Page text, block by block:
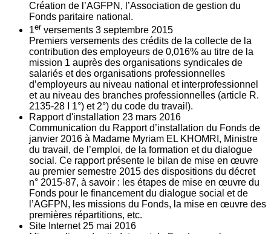
Création de l’AGFPN, l’Association de gestion du
Fonds paritaire national.
1er versements 3 septembre 2015
Premiers versements des crédits de la collecte de la
contribution des employeurs de 0,016% au titre de la
mission 1 auprès des organisations syndicales de
salariés et des organisations professionnelles
d’employeurs au niveau national et interprofessionnel
et au niveau des branches professionnelles (article R.
2135‐28 I 1°) et 2°) du code du travail).
Rapport d'installation 23 mars 2016
Communication du Rapport d’installation du Fonds de
janvier 2016 à Madame Myriam EL KHOMRI, Ministre
du travail, de l’emploi, de la formation et du dialogue
social. Ce rapport présente le bilan de mise en œuvre
au premier semestre 2015 des dispositions du décret
n° 2015-87, à savoir : les étapes de mise en œuvre du
Fonds pour le financement du dialogue social et de
l’AGFPN, les missions du Fonds, la mise en œuvre des
premières répartitions, etc.
Site Internet 25 mai 2016